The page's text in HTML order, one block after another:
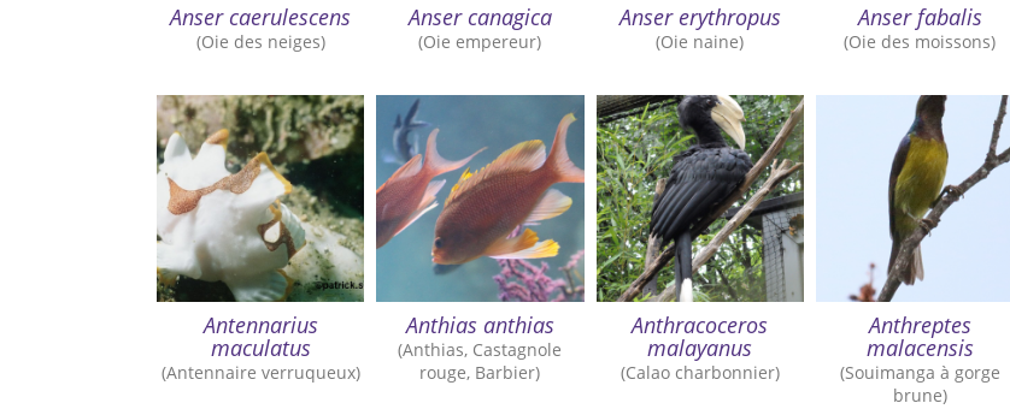
Anser caerulescens
(Oie des neiges)
Anser canagica
(Oie empereur)
Anser erythropus
(Oie naine)
Anser fabalis
(Oie des moissons)
Antennarius
maculatus
(Antennaire verruqueux)
Anthias anthias
(Anthias, Castagnole
rouge, Barbier)
Anthracoceros
malayanus
(Calao charbonnier)
Anthreptes
malacensis
(Souimanga à gorge
brune)